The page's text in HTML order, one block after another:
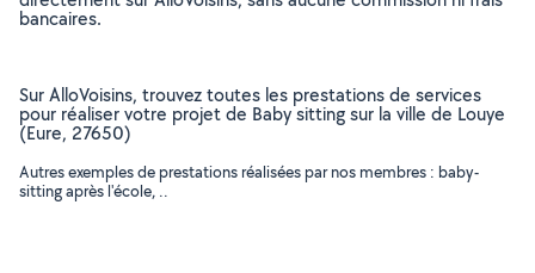
bancaires.
Sur AlloVoisins, trouvez toutes les prestations de services
pour réaliser votre projet de Baby sitting sur la ville de Louye
(Eure, 27650)
Autres exemples de prestations réalisées par nos membres : baby-
sitting après l'école, ..